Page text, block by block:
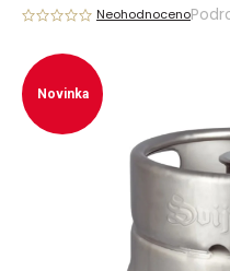
Neohodnoceno
Novinka